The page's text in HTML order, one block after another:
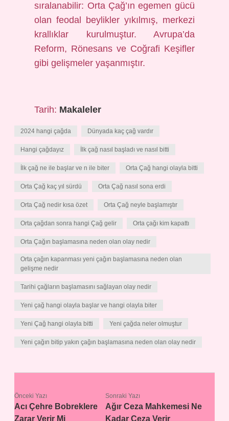
sıralanabilir: Orta Çağ’ın egemen gücü
olan feodal beylikler yıkılmış, merkezi
krallıklar kurulmuştur. Avrupa’da
Reform, Rönesans ve Coğrafi Keşifler
gibi gelişmeler yaşanmıştır.
Tarih: Makaleler
2024 hangi çağda Dünyada kaç çağ vardır
Hangi çağdayız İlk çağ nasıl başladı ve nasıl bitti
İlk çağ ne ile başlar ve n ile biter Orta Çağ hangi olayla bitti
Orta Çağ kaç yıl sürdü Orta Çağ nasıl sona erdi
Orta Çağ nedir kısa özet Orta Çağ neyle başlamıştır
Orta çağdan sonra hangi Çağ gelir Orta çağı kim kapattı
Orta Çağın başlamasına neden olan olay nedir
Orta çağın kapanması yeni çağın başlamasına neden olan
gelişme nedir
Tarihi çağların başlamasını sağlayan olay nedir
Yeni çağ hangi olayla başlar ve hangi olayla biter
Yeni Çağ hangi olayla bitti Yeni çağda neler olmuştur
Yeni çağın bitip yakın çağın başlamasına neden olan olay nedir
Önceki Yazı
Acı Çehre Bobreklere
Zarar Verir Mi
Sonraki Yazı
Ağır Ceza Mahkemesi Ne
Kadar Ceza Verir